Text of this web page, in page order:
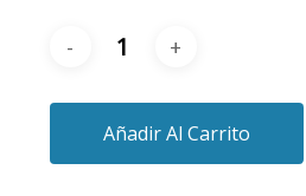
Añadir Al Carrito